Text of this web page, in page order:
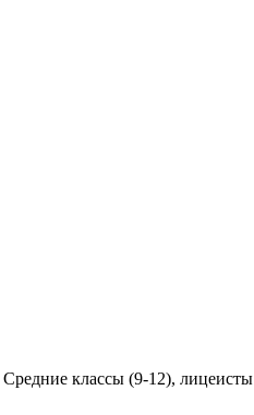
Средние классы (9-12), лицеисты